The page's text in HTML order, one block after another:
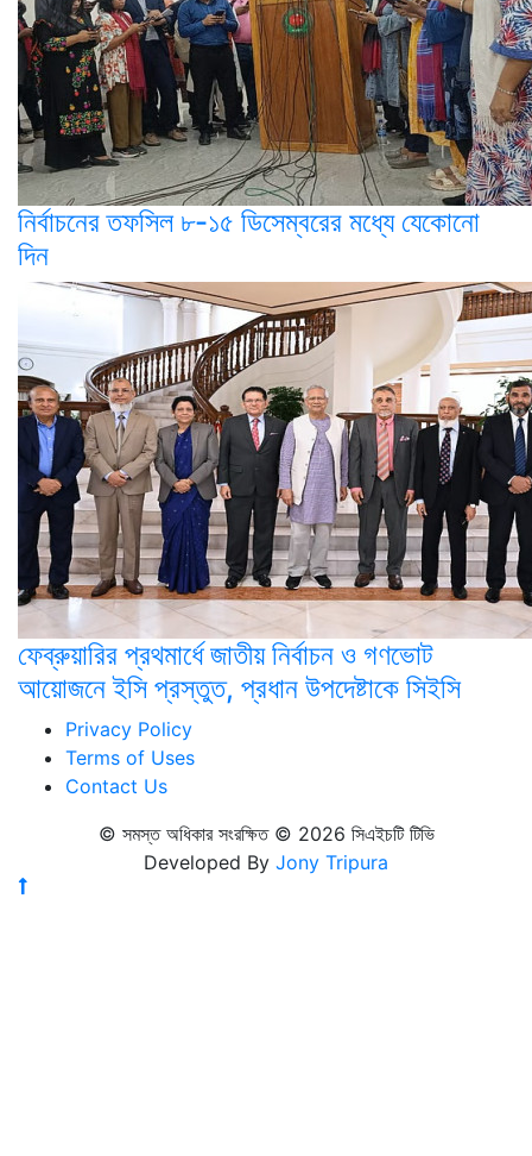
নির্বাচনের তফসিল ৮-১৫ ডিসেম্বরের মধ্যে যেকোনো
দিন
ফেব্রুয়ারির প্রথমার্ধে জাতীয় নির্বাচন ও গণভোট
আয়োজনে ইসি প্রস্তুত, প্রধান উপদেষ্টাকে সিইসি
Privacy Policy
Terms of Uses
Contact Us
© সমস্ত অধিকার সংরক্ষিত © 2026 সিএইচটি টিভি
Developed By Jony Tripura